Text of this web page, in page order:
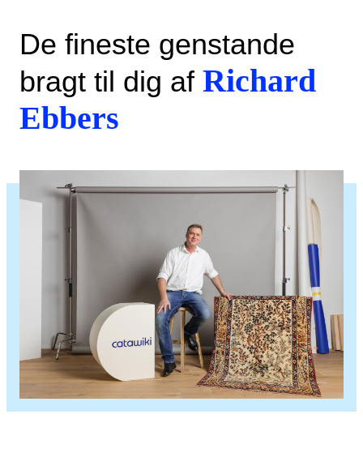
De fineste genstande
bragt til dig af Richard
Ebbers